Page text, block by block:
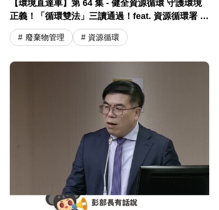
【環境直達車】第 64 集 - 健全資源循環 守護環境
正義！「循環雙法」三讀通過！feat. 資源循環署 蔣
震彥組長
廢棄物管理 資源循環